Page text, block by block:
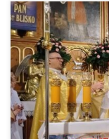
8 grudnia br.
naszego Patrona św.
o godz. 11.00.,
koncelebrował ks.
pw. Bł. Karoliny w
Nie zabrakło […]